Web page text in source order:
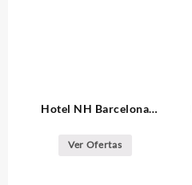
Hotel NH Barcelona
Ver Ofertas